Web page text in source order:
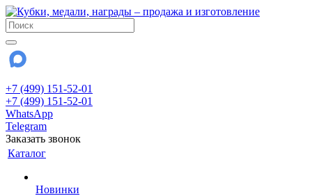
+7 (499) 151-52-01
+7 (499) 151-52-01
WhatsApp
Telegram
Заказать звонок
Каталог
Новинки